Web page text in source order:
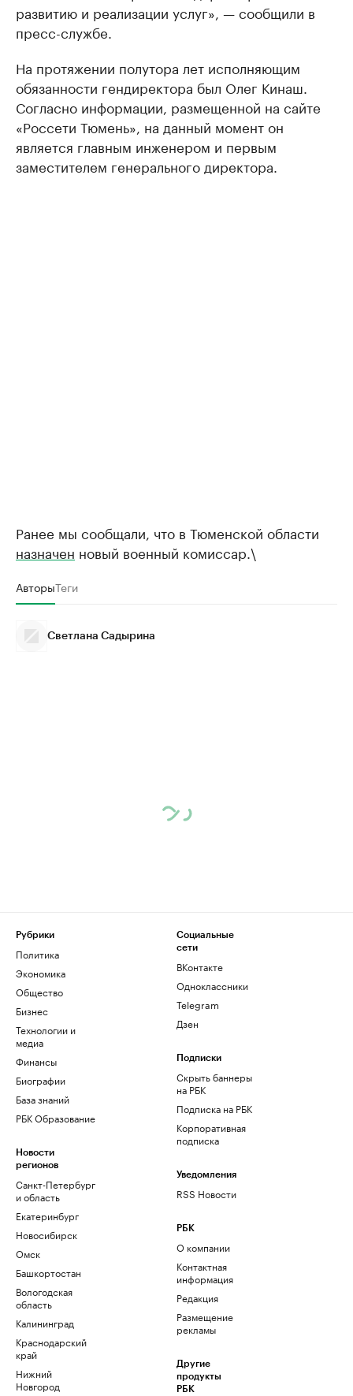
развитию и реализации услуг», — сообщили в
пресс-службе.
На протяжении полутора лет исполняющим
обязанности гендиректора был Олег Кинаш.
Согласно информации, размещенной на сайте
«Россети Тюмень», на данный момент он
является главным инженером и первым
заместителем генерального директора.
Ранее мы сообщали, что в Тюменской области
назначен новый военный комиссар.\
АвторыТеги
Светлана Садырина
Рубрики
Политика
Экономика
Общество
Бизнес
Технологии и
медиа
Финансы
Биографии
База знаний
РБК Образование
Новости
регионов
Санкт-Петербург
и область
Екатеринбург
Новосибирск
Омск
Башкортостан
Вологодская
область
Калининград
Краснодарский
край
Нижний
Новгород
Социальные
сети
ВКонтакте
Одноклассники
Telegram
Дзен
Подписки
Скрыть баннеры
на РБК
Подписка на РБК
Корпоративная
подписка
Уведомления
RSS Новости
РБК
О компании
Контактная
информация
Редакция
Размещение
рекламы
Другие
продукты
РБК